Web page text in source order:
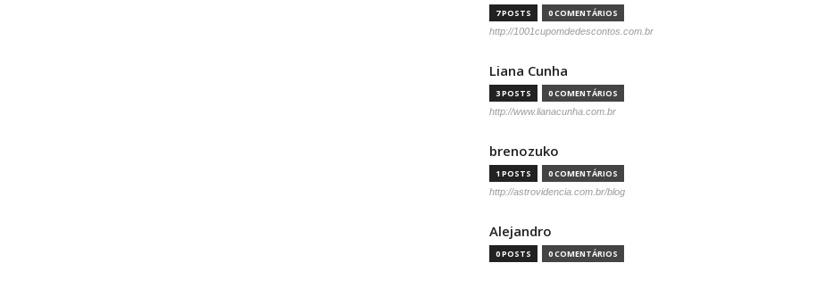
7 POSTS 0 COMENTÁRIOS
http://1001cupomdedescontos.com.br
Liana Cunha
3 POSTS 0 COMENTÁRIOS
http://www.lianacunha.com.br
brenozuko
1 POSTS 0 COMENTÁRIOS
http://astrovidencia.com.br/blog
Alejandro
0 POSTS 0 COMENTÁRIOS